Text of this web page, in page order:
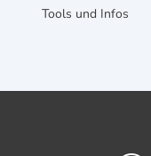
Tools und Infos